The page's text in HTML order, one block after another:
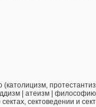
| атеизм | философию
сектоведении и